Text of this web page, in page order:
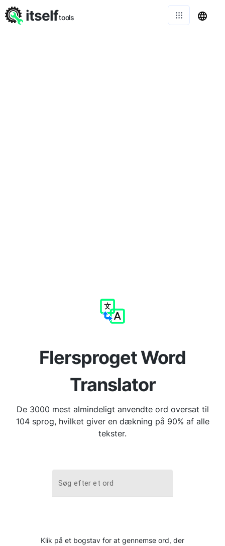
Flersproget Word
Translator
De 3000 mest almindeligt anvendte ord oversat til
104 sprog, hvilket giver en dækning på 90% af alle
tekster.
Søg efter et ord
Klik på et bogstav for at gennemse ord, der
itselftools